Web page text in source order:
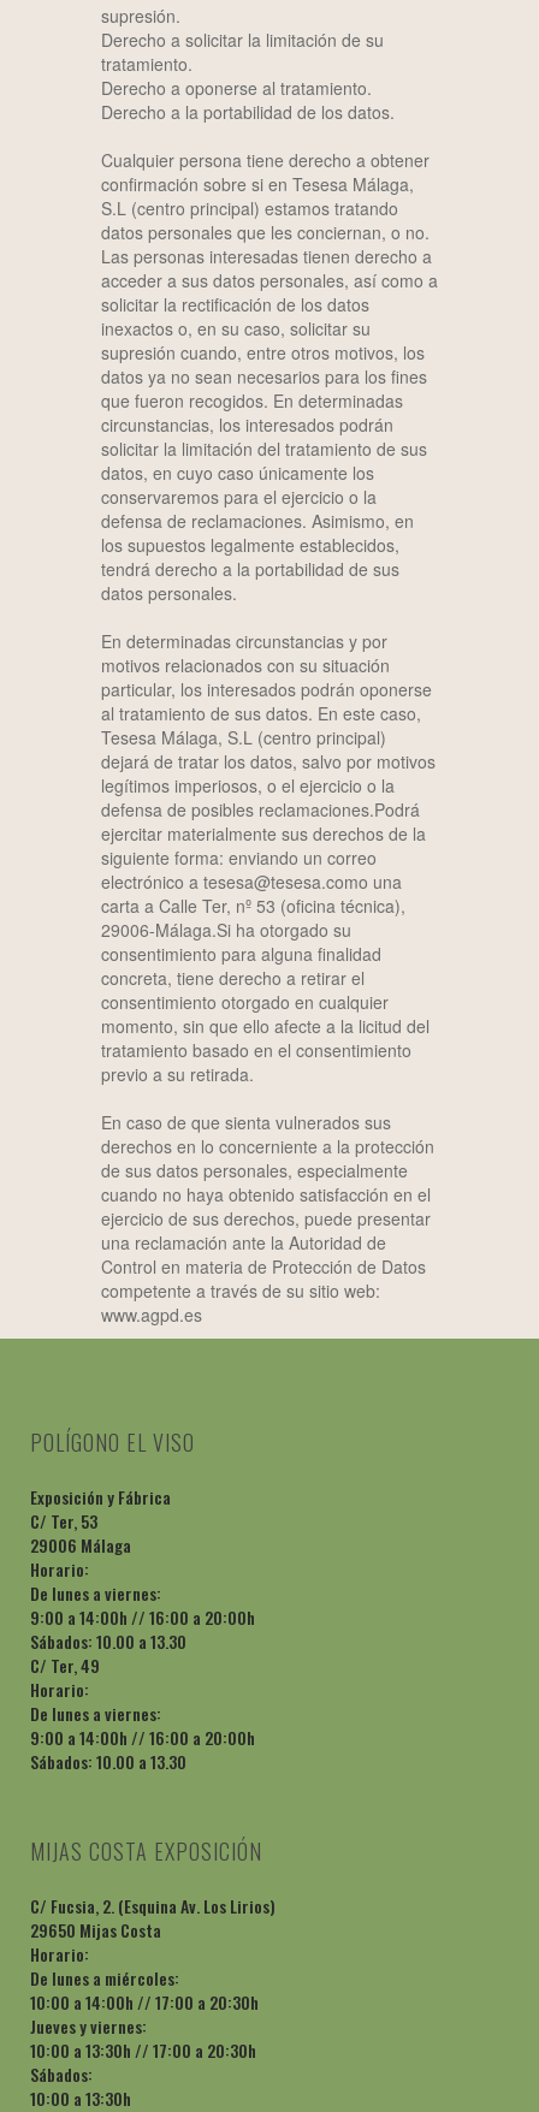
supresión.
Derecho a solicitar la limitación de su
tratamiento.
Derecho a oponerse al tratamiento.
Derecho a la portabilidad de los datos.
Cualquier persona tiene derecho a obtener
confirmación sobre si en Tesesa Málaga,
S.L (centro principal) estamos tratando
datos personales que les conciernan, o no.
Las personas interesadas tienen derecho a
acceder a sus datos personales, así como a
solicitar la rectificación de los datos
inexactos o, en su caso, solicitar su
supresión cuando, entre otros motivos, los
datos ya no sean necesarios para los fines
que fueron recogidos. En determinadas
circunstancias, los interesados podrán
solicitar la limitación del tratamiento de sus
datos, en cuyo caso únicamente los
conservaremos para el ejercicio o la
defensa de reclamaciones. Asimismo, en
los supuestos legalmente establecidos,
tendrá derecho a la portabilidad de sus
datos personales.
En determinadas circunstancias y por
motivos relacionados con su situación
particular, los interesados podrán oponerse
al tratamiento de sus datos. En este caso,
Tesesa Málaga, S.L (centro principal)
dejará de tratar los datos, salvo por motivos
legítimos imperiosos, o el ejercicio o la
defensa de posibles reclamaciones.Podrá
ejercitar materialmente sus derechos de la
siguiente forma: enviando un correo
electrónico a tesesa@tesesa.como una
carta a Calle Ter, nº 53 (oficina técnica),
29006-Málaga.Si ha otorgado su
consentimiento para alguna finalidad
concreta, tiene derecho a retirar el
consentimiento otorgado en cualquier
momento, sin que ello afecte a la licitud del
tratamiento basado en el consentimiento
previo a su retirada.
En caso de que sienta vulnerados sus
derechos en lo concerniente a la protección
de sus datos personales, especialmente
cuando no haya obtenido satisfacción en el
ejercicio de sus derechos, puede presentar
una reclamación ante la Autoridad de
Control en materia de Protección de Datos
competente a través de su sitio web:
www.agpd.es
POLÍGONO EL VISO
Exposición y Fábrica
C/ Ter, 53
29006 Málaga
Horario:
De lunes a viernes:
9:00 a 14:00h // 16:00 a 20:00h
Sábados: 10.00 a 13.30
C/ Ter, 49
Horario:
De lunes a viernes:
9:00 a 14:00h // 16:00 a 20:00h
Sábados: 10.00 a 13.30
MIJAS COSTA EXPOSICIÓN
C/ Fucsia, 2. (Esquina Av. Los Lirios)
29650 Mijas Costa
Horario:
De lunes a miércoles:
10:00 a 14:00h // 17:00 a 20:30h
Jueves y viernes:
10:00 a 13:30h // 17:00 a 20:30h
Sábados:
10:00 a 13:30h